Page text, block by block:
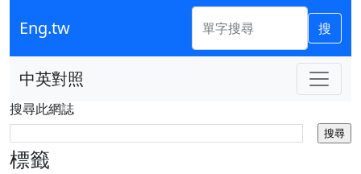
Eng.tw 搜
中英對照
搜尋此網誌
標籤